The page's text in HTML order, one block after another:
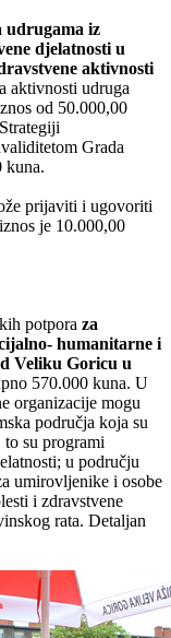
udrugama iz
djelatnosti u
aktivnosti
aktivnosti udruga
od 50.000,00
Grada
kuna.
prijaviti i ugovoriti
je 10.000,00
potpora za
humanitarne i
Veliku Goricu u
570.000 kuna. U
organizacije mogu
područja koja su
su programi
u području
umirovljenike i osobe
i zdravstvene
rata. Detaljan